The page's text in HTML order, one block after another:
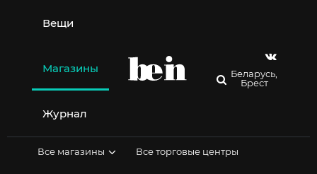
содержимому
Вещи
Магазины
Журнал
Беларусь,
Брест
Все магазины Все торговые центры